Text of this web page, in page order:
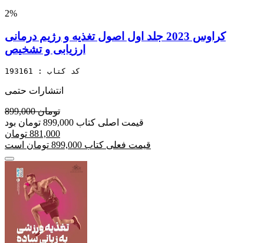
2%
کراوس 2023 جلد اول اصول تغذیه و رژیم درمانی
ارزیابی و تشخیص
کد کتاب : 193161
انتشارات حتمی
899,000 تومان
قیمت اصلی کتاب 899,000 تومان بود
881,000 تومان
قیمت فعلی کتاب 899,000 تومان است